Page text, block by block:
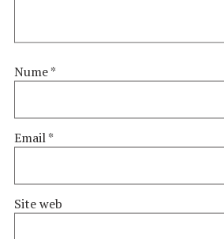
Nume*
Email*
Site web